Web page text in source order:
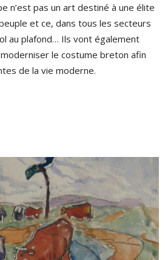
n’est pas un art destiné à une élite
et ce, dans tous les secteurs
au plafond… Ils vont également
le costume breton afin
de la vie moderne.